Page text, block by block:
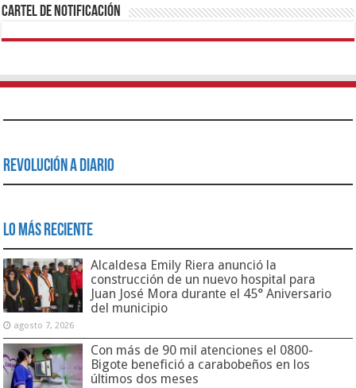
Cartel de Notificación
Revolución a Diario
Lo Más Reciente
Alcaldesa Emily Riera anunció la
construcción de un nuevo hospital para
Juan José Mora durante el 45° Aniversario
del municipio
agosto 7, 2026
Con más de 90 mil atenciones el 0800-
Bigote benefició a carabobeños en los
últimos dos meses